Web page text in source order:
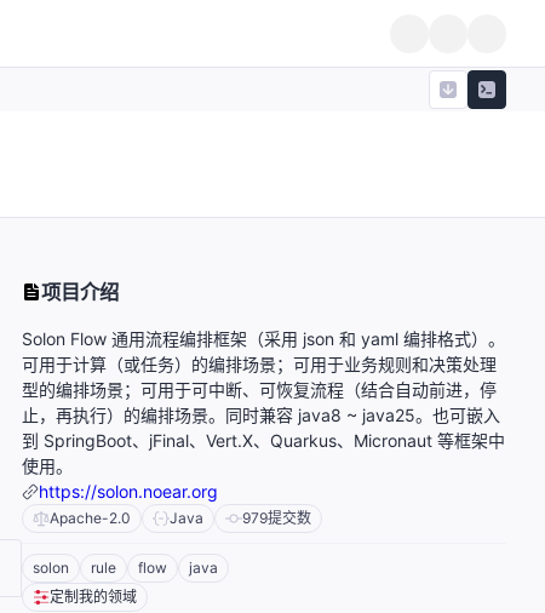
项目介绍
Solon Flow 通用流程编排框架（采用 json 和 yaml 编排格式）。
可用于计算（或任务）的编排场景；可用于业务规则和决策处理
型的编排场景；可用于可中断、可恢复流程（结合自动前进，停
止，再执行）的编排场景。同时兼容 java8 ~ java25。也可嵌入
到 SpringBoot、jFinal、Vert.X、Quarkus、Micronaut 等框架中
使用。
https://solon.noear.org
Apache-2.0 Java 979提交数
solon rule flow
java
定制我的领域